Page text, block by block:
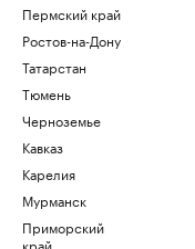
Пермский край
Ростов-на-Дону
Татарстан
Тюмень
Черноземье
Кавказ
Карелия
Мурманск
Приморский
край